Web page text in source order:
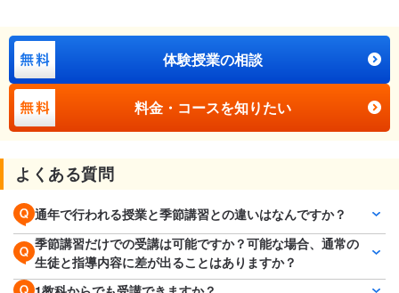
体験授業の相談
料金・コースを知りたい
よくある質問
通年で行われる授業と季節講習との違いはなんですか？
季節講習だけでの受講は可能ですか？可能な場合、通常の
生徒と指導内容に差が出ることはありますか？